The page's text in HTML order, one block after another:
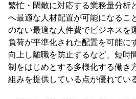
繁忙・閑散に対応する業務量分析
へ最適な人材配置が可能になるこ
のない最適な人件費でビジネスを
負荷が平準化された配置を可能に
向上し離職を防止するなど、短時
制をはじめとする多様化する働き
組みを提供している点が優れてい